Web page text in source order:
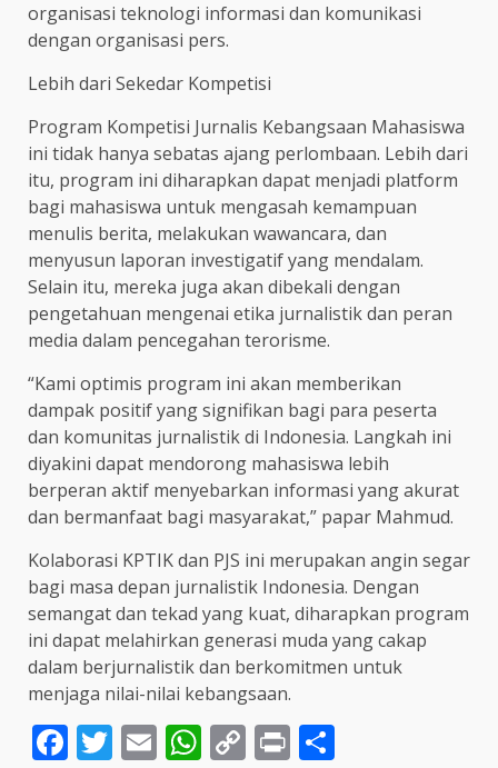
organisasi teknologi informasi dan komunikasi
dengan organisasi pers.
Lebih dari Sekedar Kompetisi
Program Kompetisi Jurnalis Kebangsaan Mahasiswa
ini tidak hanya sebatas ajang perlombaan. Lebih dari
itu, program ini diharapkan dapat menjadi platform
bagi mahasiswa untuk mengasah kemampuan
menulis berita, melakukan wawancara, dan
menyusun laporan investigatif yang mendalam.
Selain itu, mereka juga akan dibekali dengan
pengetahuan mengenai etika jurnalistik dan peran
media dalam pencegahan terorisme.
“Kami optimis program ini akan memberikan
dampak positif yang signifikan bagi para peserta
dan komunitas jurnalistik di Indonesia. Langkah ini
diyakini dapat mendorong mahasiswa lebih
berperan aktif menyebarkan informasi yang akurat
dan bermanfaat bagi masyarakat,” papar Mahmud.
Kolaborasi KPTIK dan PJS ini merupakan angin segar
bagi masa depan jurnalistik Indonesia. Dengan
semangat dan tekad yang kuat, diharapkan program
ini dapat melahirkan generasi muda yang cakap
dalam berjurnalistik dan berkomitmen untuk
menjaga nilai-nilai kebangsaan.
Facebook
Twitter
EmailWhatsApp
Copy
Print